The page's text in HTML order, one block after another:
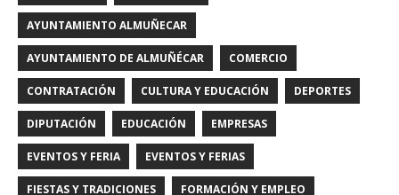
AYUNTAMIENTO ALMUÑECAR
AYUNTAMIENTO DE ALMUÑÉCAR COMERCIO
CONTRATACIÓN CULTURA Y EDUCACIÓN DEPORTES
DIPUTACIÓN EDUCACIÓN EMPRESAS
EVENTOS Y FERIA EVENTOS Y FERIAS
FIESTAS Y TRADICIONES FORMACIÓN Y EMPLEO